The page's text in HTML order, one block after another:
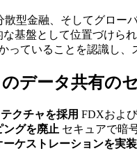
型金融、そしてグロー
な基盤として位置づけ
っていることを認識し
データ共有の
クチャを採用 FDXおよ
ングを廃止 セキュアで暗
ーケストレーションを実装